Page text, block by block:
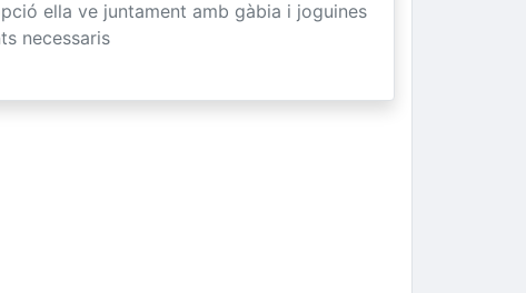
ella ve juntament amb gàbia i joguines
necessaris